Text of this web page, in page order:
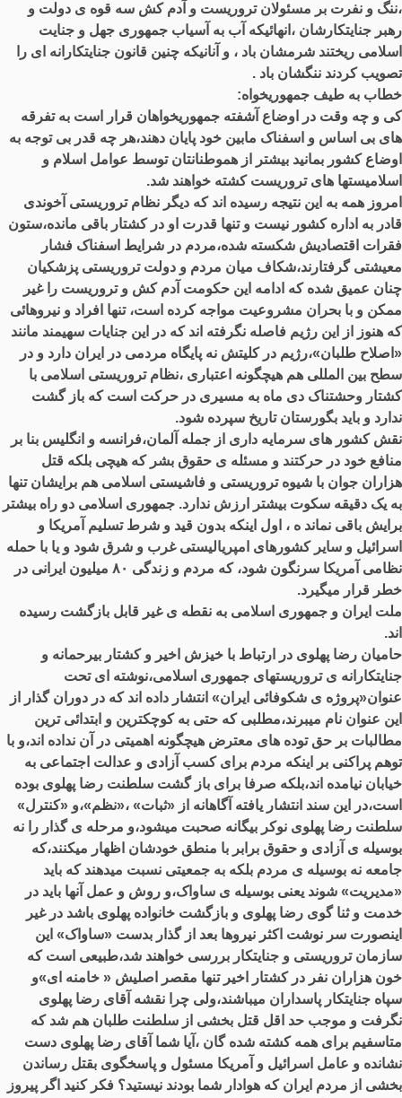
،ننگ و نفرت بر مسئولان تروریست و آدم کش سه قوه ی دولت و
رهبر جنایتکارشان ،انهائیکه آب به آسیاب جمهوری جهل و جنایت
اسلامی ریختند شرمشان باد ، و آنانیکه چنین قانون جنایتکارانه ای را
تصویب کردند ننگشان باد .
خطاب به طیف جمهوریخواه:
کی و چه وقت در اوضاع آشفته جمهوریخواهان قرار است به تفرقه
های بی اساس و اسفناک مابین خود پایان دهند،هر چه قدر بی توجه به
اوضاع کشور بمانید بیشتر از هموطنانتان توسط عوامل اسلام و
اسلامیستها های تروریست کشته خواهند شد.
امروز همه به این نتیجه رسیده اند که دیگر نظام تروریستی آخوندی
قادر به اداره کشور نیست و تنها قدرت او در کشتار باقی مانده،ستون
فقرات اقتصادیش شکسته شده،مردم در شرایط اسفناک فشار
معیشتی گرفتارند،شکاف میان مردم و دولت تروریستی پزشکیان
چنان عمیق شده که ادامه این حکومت آدم کش و تروریست را غیر
ممکن و با بحران مشروعیت مواجه کرده است، تنها افراد و نیروهائی
که هنوز از این رژیم فاصله نگرفته اند که در این جنایات سهیمند مانند
«اصلاح طلبان»،رژیم در کلیتش نه پایگاه مردمی در ایران دارد و در
سطح بین المللی هم هیچگونه اعتباری ،نظام تروریستی اسلامی با
کشتار وحشتناک دی ماه به مسیری در حرکت است که باز گشت
ندارد و باید بگورستان تاریخ سپرده شود.
نقش کشور های سرمایه داری از جمله آلمان،فرانسه و انگلیس بنا بر
منافع خود در حرکتند و مسئله ی حقوق بشر که هیچی بلکه قتل
هزاران جوان با شیوه تروریستی و فاشیستی اسلامی هم برایشان تنها
به یک دقیقه سکوت بیشتر ارزش ندارد. جمهوری اسلامی دو راه بیشتر
برایش باقی نماند ه ، اول اینکه بدون قید و شرط تسلیم آمریکا و
اسرائیل و سایر کشورهای امپریالیستی غرب و شرق شود و یا با حمله
نظامی آمریکا سرنگون شود، که مردم و زندگی ۸۰ میلیون ایرانی در
خطر قرار میگیرد.
ملت ایران و جمهوری اسلامی به نقطه ی غیر قابل بازگشت رسیده
اند.
حامیان رضا پهلوی در ارتباط با خیزش اخیر و کشتار بیرحمانه و
جنایتکارانه ی تروریستهای جمهوری اسلامی،نوشته ای تحت
عنوان«پروژه ی شکوفائی ایران» انتشار داده اند که در دوران گذار از
این عنوان نام میبرند،مطلبی که حتی به کوچکترین و ابتدائی ترین
مطالبات بر حق توده های معترض هیچگونه اهمیتی در آن نداده اند،و با
توهم پراکنی بر اینکه مردم برای کسب آزادی و عدالت اجتماعی به
خیابان نیامده اند،بلکه صرفا برای باز گشت سلطنت رضا پهلوی بوده
است،در این سند انتشار یافته آگاهانه از «ثبات» ،«نظم»،و «کنترل»
سلطنت رضا پهلوی نوکر بیگانه صحبت میشود،و مرحله ی گذار را نه
بوسیله ی آزادی و حقوق برابر با منطق خودشان اظهار میکنند،که
جامعه نه بوسیله ی مردم بلکه به جمعیتی نسبت میدهند که باید
«مدیریت» شوند یعنی بوسیله ی ساواک،و روش و عمل آنها باید در
خدمت و ثنا گوی رضا پهلوی و بازگشت خانواده پهلوی باشد در غیر
اینصورت سر نوشت اکثر نیروها بعد از گذار بدست «ساواک» این
سازمان تروریستی و جنایتکار بررسی خواهند شد،طبیعی است که
خون هزاران نفر در کشتار اخیر تنها مقصر اصلیش « خامنه ای»و
سپاه جنایتکار پاسداران میباشند،ولی چرا نقشه آقای رضا پهلوی
نگرفت و موجب حد اقل قتل بخشی از سلطنت طلبان هم شد که
متاسفیم برای همه کشته شده گان ،آیا شما آقای رضا پهلوی دست
نشانده و عامل اسرائیل و آمریکا مسئول و پاسخگوی بقتل رساندن
بخشی از مردم ایران که هوادار شما بودند نیستید؟ فکر کنید اگر پیروز